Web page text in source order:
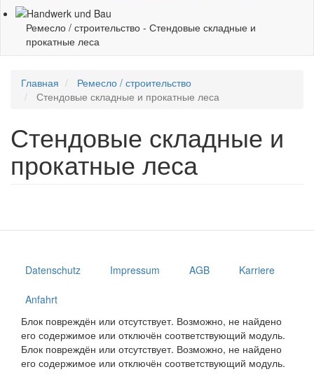
Ремесло / строительство - Стендовые складные и
прокатные леса
Главная
Ремесло / строительство
Стендовые складные и прокатные леса
Стендовые складные и
прокатные леса
Datenschutz Impressum AGB Karriere
Anfahrt
Блок повреждён или отсутствует. Возможно, не найдено
его содержимое или отключён соответствующий модуль.
Блок повреждён или отсутствует. Возможно, не найдено
его содержимое или отключён соответствующий модуль.